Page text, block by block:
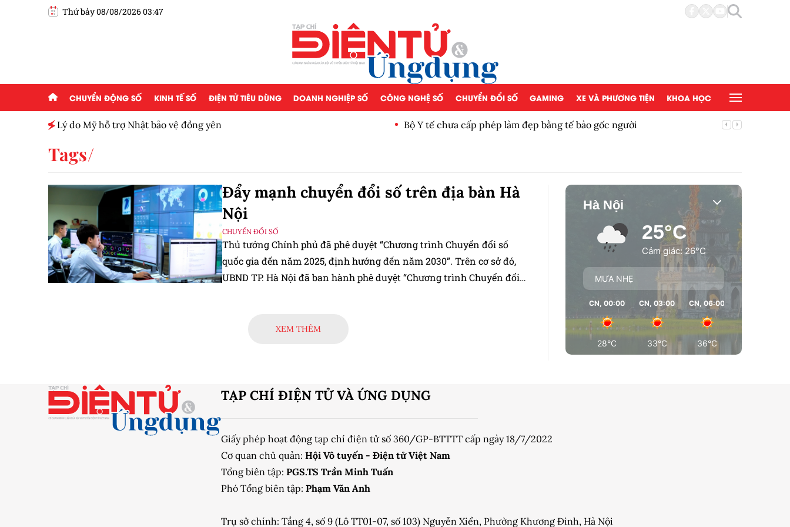
Thứ bảy 08/08/2026 03:47
CHUYỂN ĐỘNG SỐ KINH TẾ SỐ ĐIỆN TỬ TIÊU DÙNG DOANH NGHIỆP SỐ CÔNG NGHỆ SỐ CHUYỂN ĐỔI SỐ GAMING XE VÀ PHƯƠNG TIỆN KHOA HỌC
Lý do Mỹ hỗ trợ Nhật bảo vệ đồng yên Bộ Y tế chưa cấp phép làm đẹp bằng tế bào gốc người
Tags
Đẩy mạnh chuyển đổi số trên địa bàn Hà
Nội
CHUYỂN ĐỔI SỐ
Thủ tướng Chính phủ đã phê duyệt “Chương trình Chuyển đổi số
quốc gia đến năm 2025, định hướng đến năm 2030”. Trên cơ sở đó,
UBND TP. Hà Nội đã ban hành phê duyệt “Chương trình Chuyển đổi
XEM THÊM
Hà Nội
25°C
Cảm giác: 26°C
MƯA NHẸ
CN, 00:00
28°C
CN, 03:00
33°C
CN, 06:00
36°C
TẠP CHÍ ĐIỆN TỬ VÀ ỨNG DỤNG
Giấy phép hoạt động tạp chí điện tử số 360/GP-BTTTT cấp ngày 18/7/2022
Cơ quan chủ quản: Hội Vô tuyến - Điện tử Việt Nam
Tổng biên tập: PGS.TS Trần Minh Tuấn
Phó Tổng biên tập: Phạm Văn Anh
Trụ sở chính: Tầng 4, số 9 (Lô TT01-07, số 103) Nguyễn Xiển, Phường Khương Đình, Hà Nội